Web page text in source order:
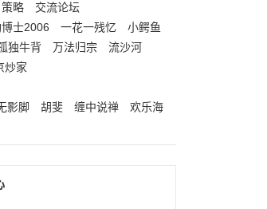
略
交流论坛
博士2006 一花一残忆
小鳄鱼
独牛背 万法归宗
流沙河
炒家
影脚 胡斐 缠中说禅
欢乐海